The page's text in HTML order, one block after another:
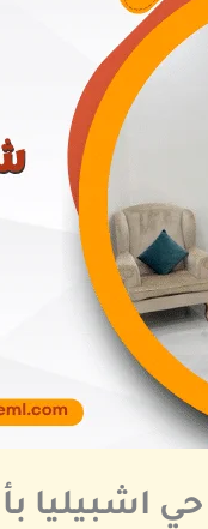
بأفضل